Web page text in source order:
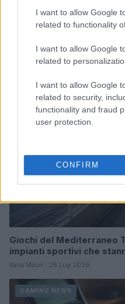
I want to allow Google
related to functionality
I want to allow Google
related to
I want to allow Google
related to security,
functionality and fraud
user protection.
CONFIRM
William, Kate e i
Francesca Lombardi · 2 Ago 2026
Giochi del Mediterraneo
impianti sportivi che
Ilaria Mauri · 28 Lug 2026
GAMING NEWS